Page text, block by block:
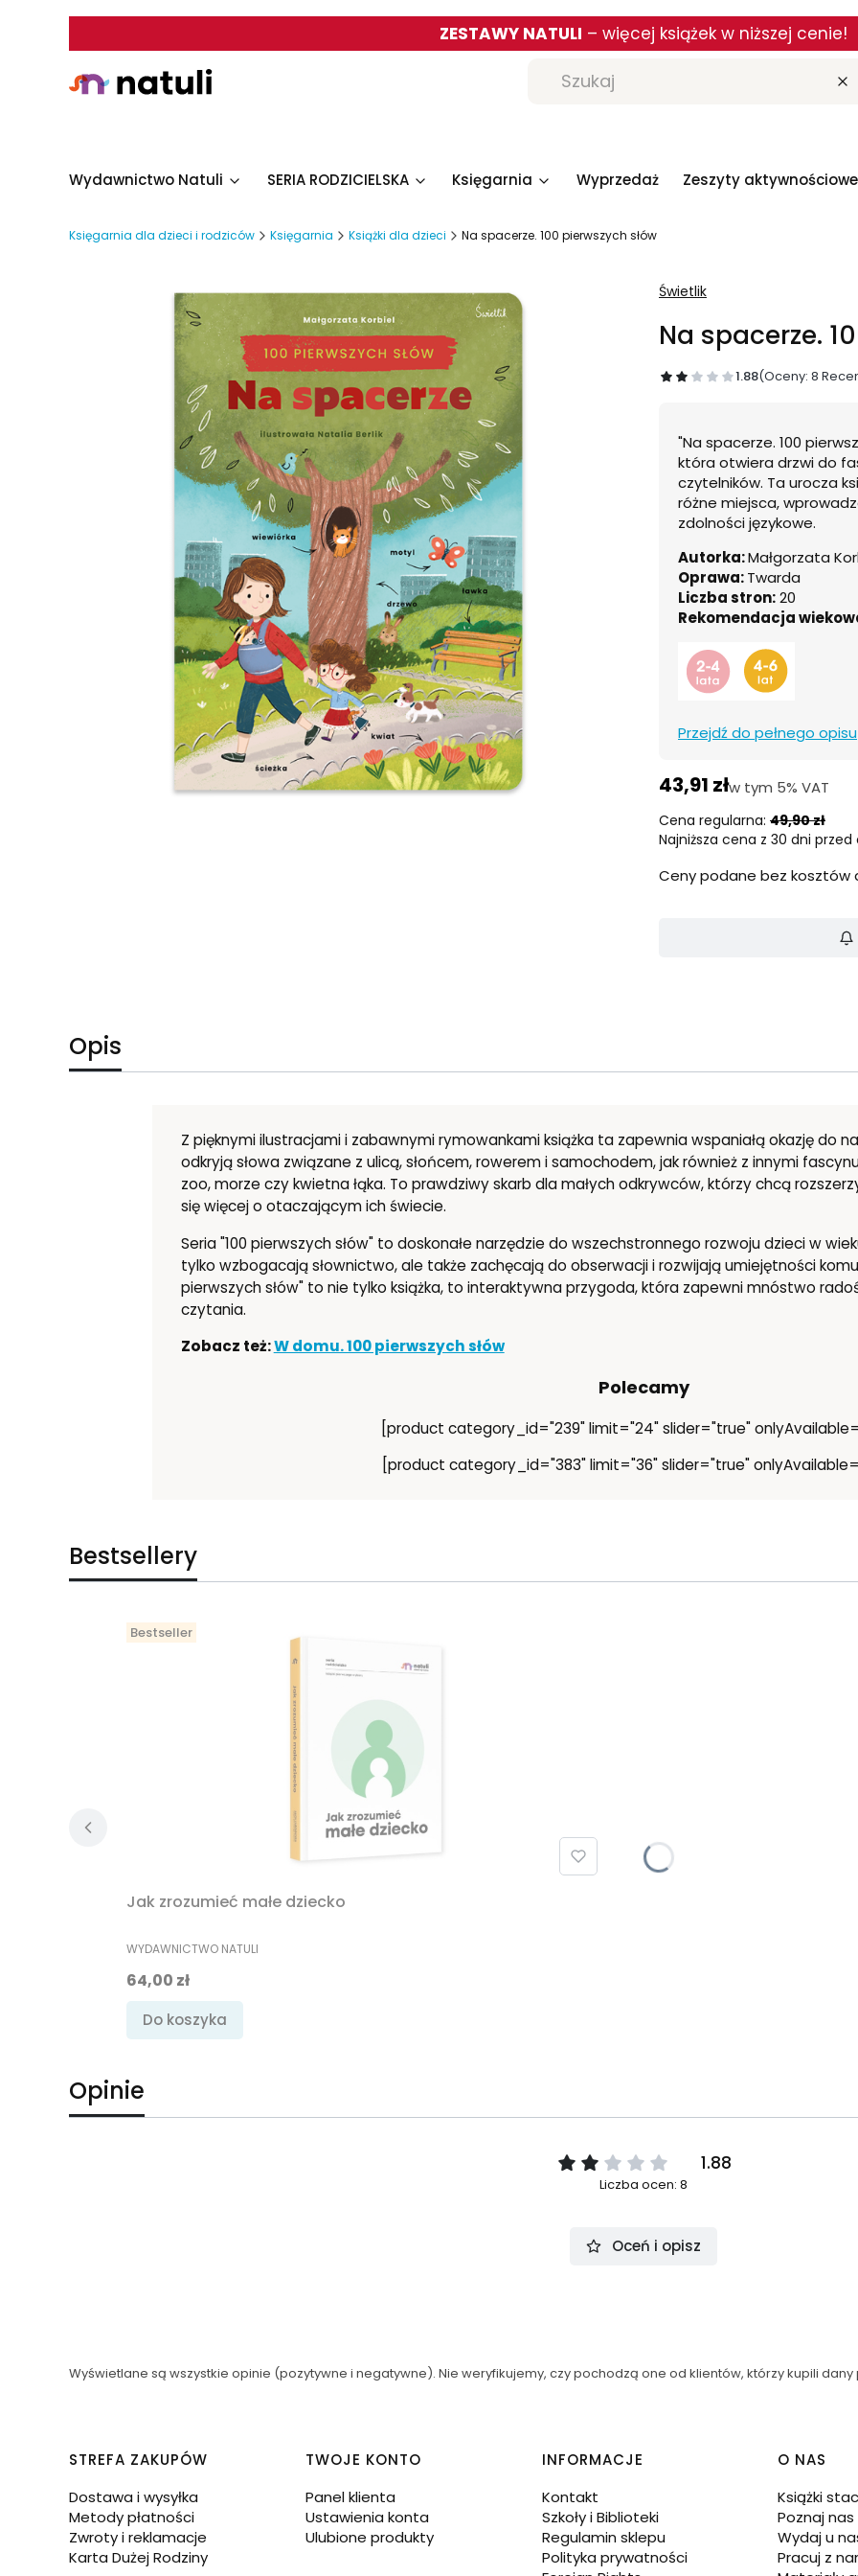
ZESTAWY NATULI – więcej książek w niższej cenie!
Wydawnictwo Natuli SERIA RODZICIELSKA Księgarnia Wyprzedaż Zeszyty aktywnościowe
Księgarnia dla dzieci i rodziców Księgarnia Książki dla dzieci Na spacerze. 100 pierwszych słów
Świetlik
Na spacerze.
1.88(Oceny: 8
"Na spacerze. 100
która otwiera drzwi do
czytelników. Ta urocza
różne miejsca,
zdolności językowe.
Autorka:Małgorzata
Oprawa:Twarda
Liczba stron:20
Rekomendacja
Przejdź do pełnego opisu
43,91 złw tym 5% VAT
w tym 5% VAT
Cena regularna: 49,90 zł
Najniższa cena z 30 dni przed
Ceny podane bez kosztów
Opis
Z pięknymi ilustracjami i zabawnymi rymowankami książka ta zapewnia wspaniałą okazję do
odkryją słowa związane z ulicą, słońcem, rowerem i samochodem, jak również z innymi
zoo, morze czy kwietna łąka. To prawdziwy skarb dla małych odkrywców, którzy chcą
się więcej o otaczającym ich świecie.
Seria "100 pierwszych słów" to doskonałe narzędzie do wszechstronnego rozwoju dzieci w
tylko wzbogacają słownictwo, ale także zachęcają do obserwacji i rozwijają umiejętności
pierwszych słów" to nie tylko książka, to interaktywna przygoda, która zapewni mnóstwo
czytania.
Zobacz też:W domu. 100 pierwszych słów
Polecamy
[product category_id="239" limit="24" slider="true"
[product category_id="383" limit="36" slider="true"
Bestsellery
Bestseller
Jak zrozumieć małe dziecko
PRODUCENT
WYDAWNICTWO NATULI
Cena
64,00 zł
Do koszyka
Opinie
1.88
Liczba ocen: 8
Oceń i opisz
Wyświetlane są wszystkie opinie (pozytywne i negatywne). Nie weryfikujemy, czy pochodzą one od klientów, którzy kupili dany
Linki w stopce
STREFA ZAKUPÓW
Dostawa i wysyłka
Metody płatności
Zwroty i reklamacje
Karta Dużej Rodziny
TWOJE KONTO
Panel klienta
Ustawienia konta
Ulubione produkty
INFORMACJE
Kontakt
Szkoły i Biblioteki
Regulamin sklepu
Polityka prywatności
O NAS
Książki
Poznaj nas
Wydaj u
Pracuj z